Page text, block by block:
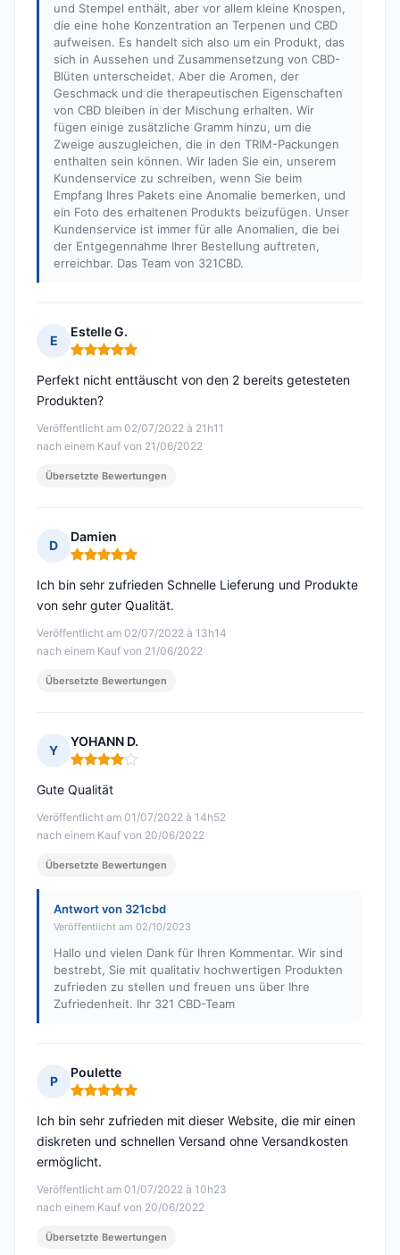
und Stempel enthält, aber vor allem kleine Knospen,
die eine hohe Konzentration an Terpenen und CBD
aufweisen. Es handelt sich also um ein Produkt, das
sich in Aussehen und Zusammensetzung von CBD-
Blüten unterscheidet. Aber die Aromen, der
Geschmack und die therapeutischen Eigenschaften
von CBD bleiben in der Mischung erhalten. Wir
fügen einige zusätzliche Gramm hinzu, um die
Zweige auszugleichen, die in den TRIM-Packungen
enthalten sein können. Wir laden Sie ein, unserem
Kundenservice zu schreiben, wenn Sie beim
Empfang Ihres Pakets eine Anomalie bemerken, und
ein Foto des erhaltenen Produkts beizufügen. Unser
Kundenservice ist immer für alle Anomalien, die bei
der Entgegennahme Ihrer Bestellung auftreten,
erreichbar. Das Team von 321CBD.
E
Estelle G.
Hinweis: 5 von 5
Veröffentlicht am 02/07/2022 à 21h11
nach einem Kauf von 21/06/2022
Perfekt nicht enttäuscht von den 2 bereits getesteten
Produkten?
Übersetzte Bewertungen
D
Damien
Hinweis: 5 von 5
Veröffentlicht am 02/07/2022 à 13h14
nach einem Kauf von 21/06/2022
Ich bin sehr zufrieden Schnelle Lieferung und Produkte
von sehr guter Qualität.
Übersetzte Bewertungen
Y
YOHANN D.
Hinweis: 4 von 5
Veröffentlicht am 01/07/2022 à 14h52
nach einem Kauf von 20/06/2022
Gute Qualität
Übersetzte Bewertungen
Antwort von 321cbd
Veröffentlicht am 02/10/2023
Hallo und vielen Dank für Ihren Kommentar. Wir sind
bestrebt, Sie mit qualitativ hochwertigen Produkten
zufrieden zu stellen und freuen uns über Ihre
Zufriedenheit. Ihr 321 CBD-Team
P
Poulette
Hinweis: 5 von 5
Veröffentlicht am 01/07/2022 à 10h23
nach einem Kauf von 20/06/2022
Ich bin sehr zufrieden mit dieser Website, die mir einen
diskreten und schnellen Versand ohne Versandkosten
ermöglicht.
Übersetzte Bewertungen